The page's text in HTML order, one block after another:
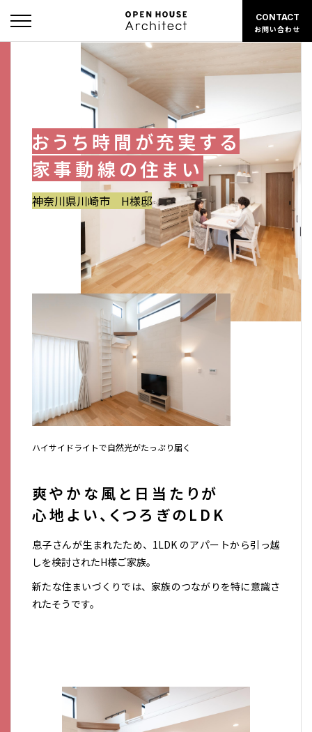
CONTACT
お問い合わせ
おうち時間が充実する
家事動線の住まい
神奈川県川崎市 H様邸
ハイサイドライトで自然光がたっぷり届く
爽やかな風と日当たりが
心地よい、くつろぎのLDK
息子さんが生まれたため、1LDK のアパートから引っ越
しを検討されたH様ご家族。
新たな住まいづくりでは、家族のつながりを特に意識さ
れたそうです。